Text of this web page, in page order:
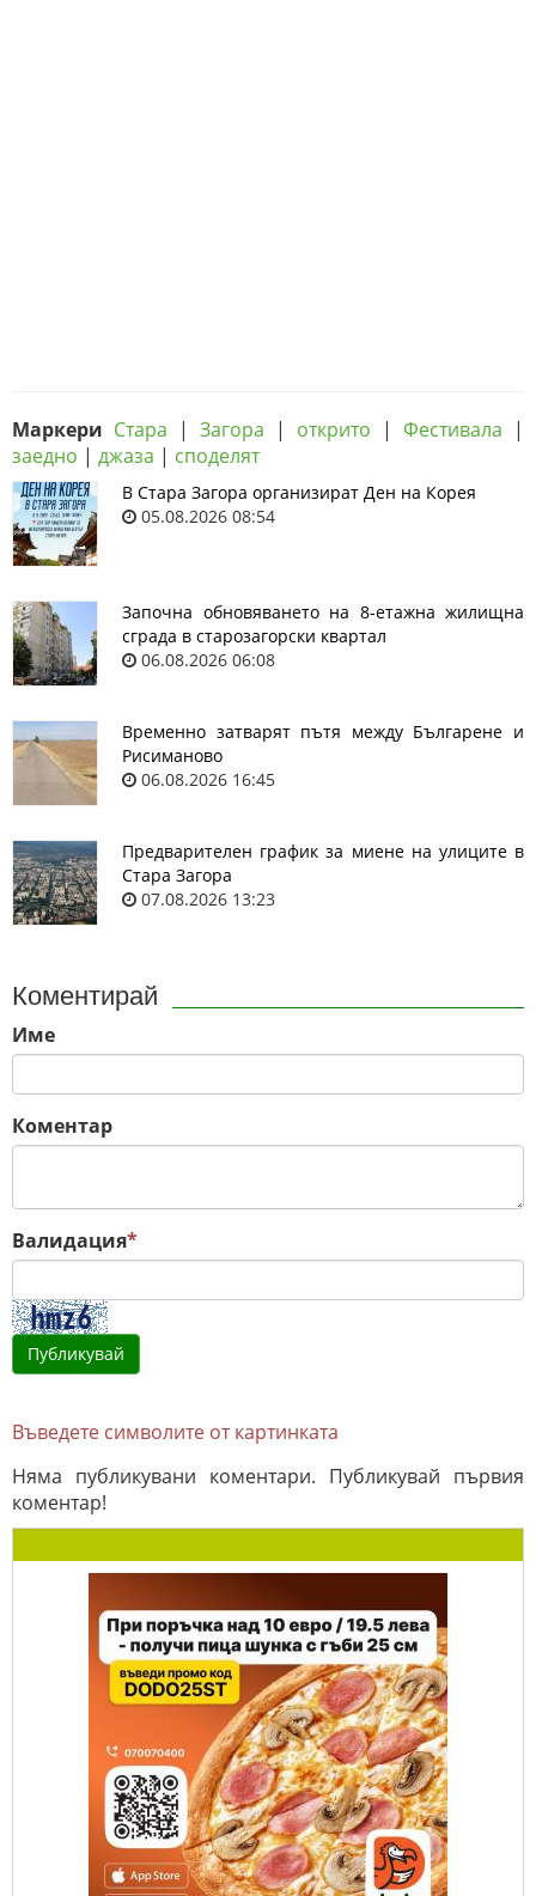
Маркери Стара | Загора | открито | Фестивала |
заедно | джаза | споделят
В Стара Загора организират Ден на Корея
05.08.2026 08:54
Започна обновяването на 8-етажна жилищна
сграда в старозагорски квартал
06.08.2026 06:08
Временно затварят пътя между Българене и
Рисиманово
06.08.2026 16:45
Предварителен график за миене на улиците в
Стара Загора
07.08.2026 13:23
Коментирай
Име
Коментар
Валидация*
Въведете символите от картинката
Няма публикувани коментари. Публикувай първия
коментар!